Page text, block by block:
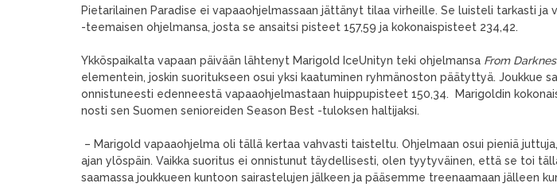
Pietarilainen Paradise ei vapaaohjelmassaan jättänyt tilaa virheille. Se luisteli tarkasti ja
-teemaisen ohjelmansa, josta se ansaitsi pisteet 157,59 ja kokonaispisteet 234,42.
Ykköspaikalta vapaan päivään lähtenyt Marigold IceUnityn teki ohjelmansa From
elementein, joskin suoritukseen osui yksi kaatuminen ryhmänoston päätyttyä. Joukkue
onnistuneesti edenneestä vapaaohjelmastaan huippupisteet 150,34. Marigoldin
nosti sen Suomen senioreiden Season Best -tuloksen haltijaksi.
– Marigold vapaaohjelma oli tällä kertaa vahvasti taisteltu. Ohjelmaan osui pieniä
ajan ylöspäin. Vaikka suoritus ei onnistunut täydellisesti, olen tyytyväinen, että se toi
saamassa joukkueen kuntoon sairastelujen jälkeen ja pääsemme treenaamaan jälleen